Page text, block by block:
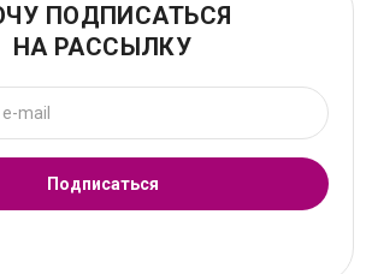
ПОДПИСАТЬСЯ
НА РАССЫЛКУ
Подписаться